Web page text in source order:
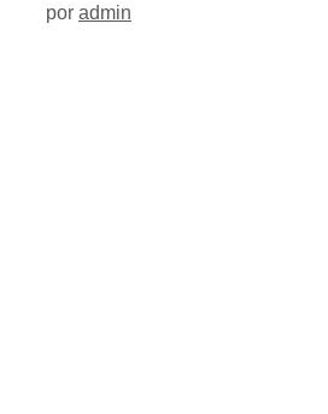
por admin